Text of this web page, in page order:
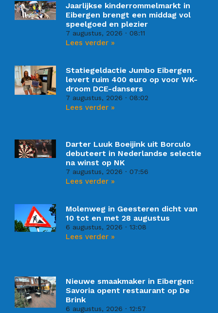
Jaarlijkse kinderrommelmarkt in
Eibergen brengt een middag vol
speelgoed en plezier
7 augustus, 2026 08:11
Lees verder »
Statiegeldactie Jumbo Eibergen
levert ruim 400 euro op voor WK-
droom DCE-dansers
7 augustus, 2026 08:02
Lees verder »
Darter Luuk Boeijink uit Borculo
debuteert in Nederlandse selectie
na winst op NK
7 augustus, 2026 07:56
Lees verder »
Molenweg in Geesteren dicht van
10 tot en met 28 augustus
6 augustus, 2026 13:08
Lees verder »
Nieuwe smaakmaker in Eibergen:
Savoria opent restaurant op De
Brink
6 augustus, 2026 12:57